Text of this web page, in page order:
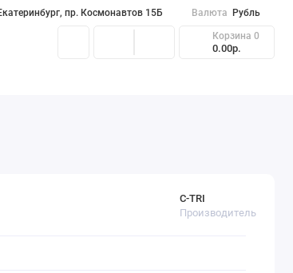
пр. Космонавтов 15Б Валюта Рубль
Корзина 0
0.00р.
C-TRI
Производитель